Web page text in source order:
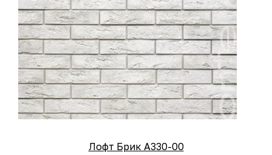
Лофт Брик A330-00